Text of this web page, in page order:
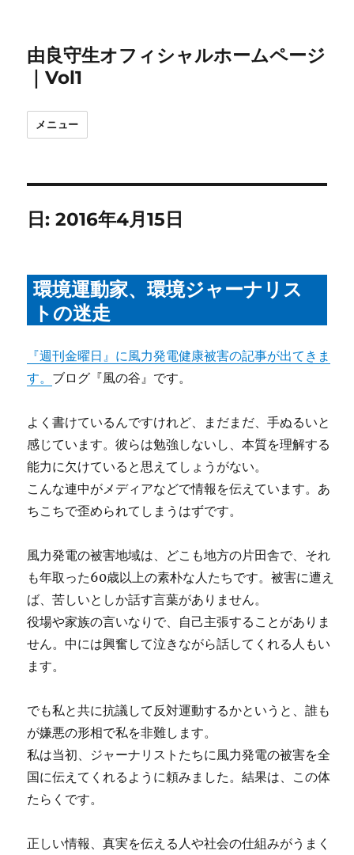
由良守生オフィシャルホームページ
｜Vol1
メニュー
日:2016年4月15日
環境運動家、環境ジャーナリス
トの迷走
『週刊金曜日』に風力発電健康被害の記事が出てきま
す。 ブログ『風の谷』です。
よく書けているんですけれど、まだまだ、手ぬるいと
感じています。彼らは勉強しないし、本質を理解する
能力に欠けていると思えてしょうがない。
こんな連中がメディアなどで情報を伝えています。あ
ちこちで歪められてしまうはずです。
風力発電の被害地域は、どこも地方の片田舎で、それ
も年取った60歳以上の素朴な人たちです。被害に遭え
ば、苦しいとしか話す言葉がありません。
役場や家族の言いなりで、自己主張することがありま
せん。中には興奮して泣きながら話してくれる人もい
ます。
でも私と共に抗議して反対運動するかというと、誰も
が嫌悪の形相で私を非難します。
私は当初、ジャーナリストたちに風力発電の被害を全
国に伝えてくれるように頼みました。結果は、この体
たらくです。
正しい情報、真実を伝える人や社会の仕組みがうまく